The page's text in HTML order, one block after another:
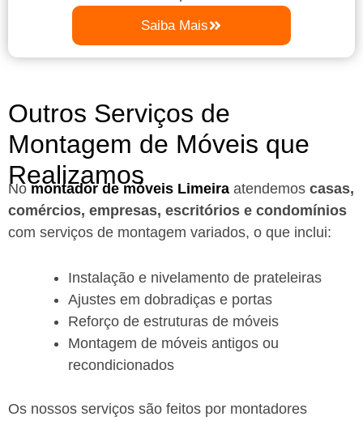
Saiba Mais
Outros Serviços de
Montagem de Móveis que
Realizamos
No montador de móveis Limeira atendemos casas,
comércios, empresas, escritórios e condomínios
com serviços de montagem variados, o que inclui:
Instalação e nivelamento de prateleiras
Ajustes em dobradiças e portas
Reforço de estruturas de móveis
Montagem de móveis antigos ou
recondicionados
Os nossos serviços são feitos por montadores